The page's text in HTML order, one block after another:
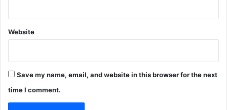
Website
Save my name, email, and website in this browser for the next
time I comment.